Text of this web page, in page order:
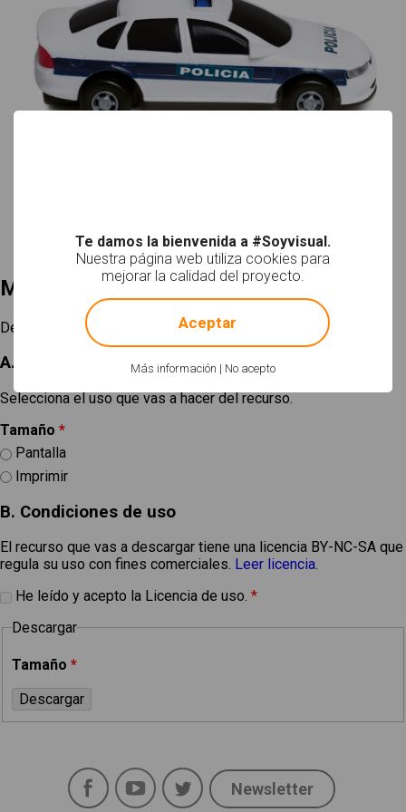
Mi selección
Descargar
A. Elige un tamaño
Selecciona el uso que vas a hacer del recurso.
Tamaño *
Pantalla
Imprimir
B. Condiciones de uso
El recurso que vas a descargar tiene una licencia BY-NC-SA que
regula su uso con fines comerciales. Leer licencia.
He leído y acepto la Licencia de uso. *
Descargar
Tamaño *
Social
FacebookYouTubeTwitter
Newsletter
Te damos la bienvenida a #Soyvisual.
Nuestra página web utiliza cookies para
mejorar la calidad del proyecto.
Más información | No acepto
! Not valid!
Aceptar